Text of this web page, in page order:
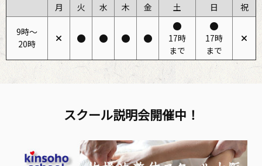
月 火 水 木 金 土 日 祝
9時〜
20時
17時
まで
17時
まで
スクール説明会開催中！